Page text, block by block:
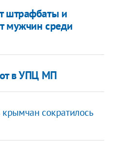
штрафбаты и
мужчин среди
в УПЦ МП
сократилось